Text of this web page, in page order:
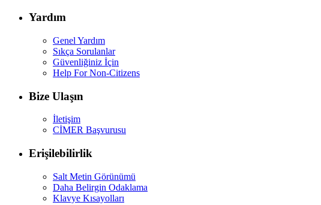
Yardım
Genel Yardım
Sıkça Sorulanlar
Güvenliğiniz İçin
Help For Non-Citizens
Bize Ulaşın
İletişim
CİMER Başvurusu
Erişilebilirlik
Salt Metin Görünümü
Daha Belirgin Odaklama
Klavye Kısayolları